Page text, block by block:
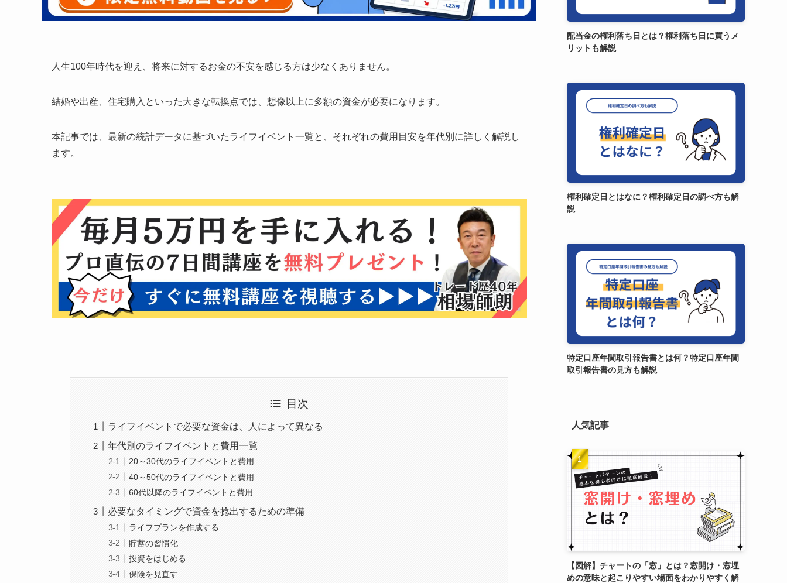
人生100年時代を迎え、将来に対するお金の不安を感じる方は少なくありません。
結婚や出産、住宅購入といった大きな転換点では、想像以上に多額の資金が必要になります。
本記事では、最新の統計データに基づいたライフイベント一覧と、それぞれの費用目安を年代別に詳しく解説し
ます。
目次
ライフイベントで必要な資金は、人によって異なる
年代別のライフイベントと費用一覧
20～30代のライフイベントと費用
40～50代のライフイベントと費用
60代以降のライフイベントと費用
必要なタイミングで資金を捻出するための準備
ライフプランを作成する
貯蓄の習慣化
投資をはじめる
保険を見直す
配当金の権利落ち日とは？権利落ち日に買うメ
リットも解説
権利確定日とはなに？権利確定日の調べ方も解
説
特定口座年間取引報告書とは何？特定口座年間
取引報告書の見方も解説
人気記事
【図解】チャートの「窓」とは？窓開け・窓埋
めの意味と起こりやすい場面をわかりやすく解